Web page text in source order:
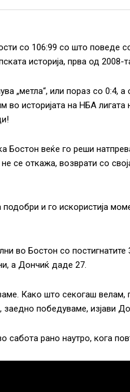
со 106:99 со што поведе
историја, прва од 2008-
„метла“, или пораз со 0:4, а
во историјата на НБА
веќе го реши
се откажа, возврати со
и го искористија
во Бостон со
а Дончиќ даде 27.
Како што секогаш велам,
победуваме, изјави
сабота рано наутро, кога